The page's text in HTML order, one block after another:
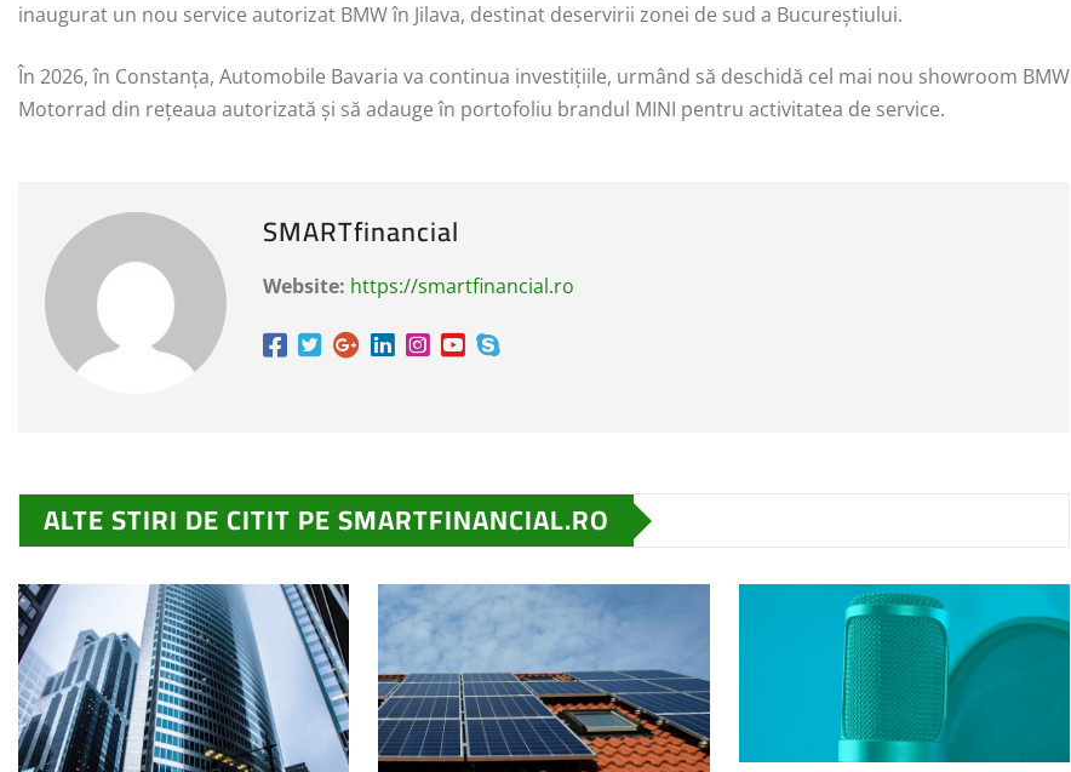
inaugurat un nou service autorizat BMW în Jilava, destinat deservirii zonei de sud a Bucureștiului.
În 2026, în Constanța, Automobile Bavaria va continua investițiile, urmând să deschidă cel mai nou showroom BMW
Motorrad din rețeaua autorizată și să adauge în portofoliu brandul MINI pentru activitatea de service.
SMARTfinancial
Website: https://smartfinancial.ro
ALTE STIRI DE CITIT PE SMARTFINANCIAL.RO